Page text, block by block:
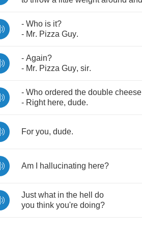
- Who is it?
- Mr. Pizza Guy.
- Again?
- Mr. Pizza Guy, sir.
- Who ordered the double cheese
- Right here, dude.
For you, dude.
Am hallucinating here?
Just what in the hell
do
you think you're doing?